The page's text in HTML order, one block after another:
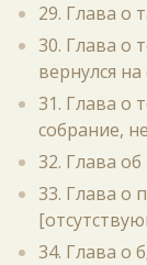
29. Глава о
30. Глава о
вернулся
31. Глава о
собрание,
32. Глава
33. Глава о
34. Глава о